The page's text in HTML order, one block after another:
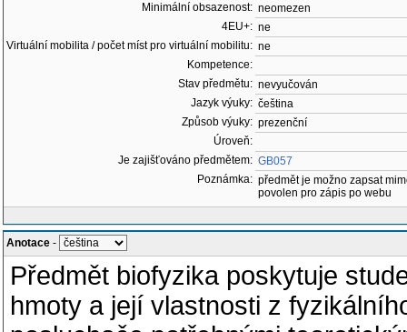
Minimální obsazenost: neomezen
4EU+: ne
Virtuální mobilita / počet míst pro virtuální mobilitu: ne
Kompetence:
Stav předmětu: nevyučován
Jazyk výuky: čeština
Způsob výuky: prezenční
Úroveň:
Je zajišťováno předmětem: GB057
Poznámka: předmět je možno zapsat
povolen pro zápis po webu
Anotace -
Předmět biofyzika poskytuje
hmoty a její vlastnosti z